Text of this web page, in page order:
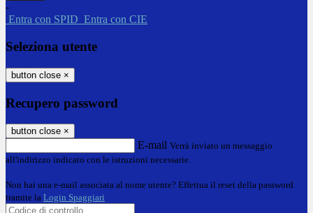
-
Entra con SPID Entra con CIE
Seleziona utente
button close ×
Recupero password
button close ×
E-mail Verrà inviato un messaggio
all'indirizzo indicato con le istruzioni necessarie.
Non hai una e-mail associata al nome utente? Effettua il reset della password
tramite la Login Spaggiari